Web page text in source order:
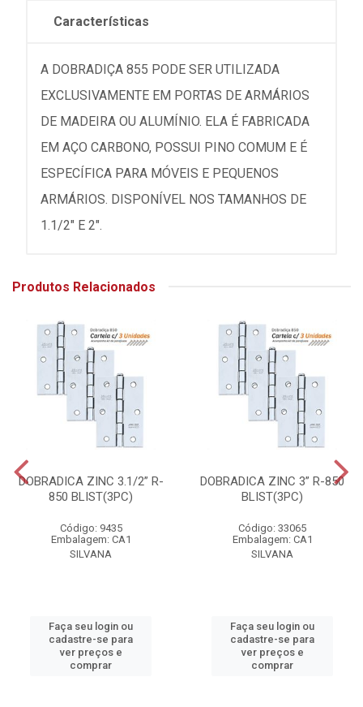
Características
A DOBRADIÇA 855 PODE SER UTILIZADA
EXCLUSIVAMENTE EM PORTAS DE ARMÁRIOS
DE MADEIRA OU ALUMÍNIO. ELA É FABRICADA
EM AÇO CARBONO, POSSUI PINO COMUM E É
ESPECÍFICA PARA MÓVEIS E PEQUENOS
ARMÁRIOS. DISPONÍVEL NOS TAMANHOS DE
1.1/2" E 2".
Produtos Relacionados
DOBRADICA ZINC 3.1/2” R-
850 BLIST(3PC)
Código: 9435
Embalagem: CA1
SILVANA
Faça seu login ou
cadastre-se para
ver preços e
comprar
DOBRADICA ZINC 3” R-850
BLIST(3PC)
Código: 33065
Embalagem: CA1
SILVANA
Faça seu login ou
cadastre-se para
ver preços e
comprar